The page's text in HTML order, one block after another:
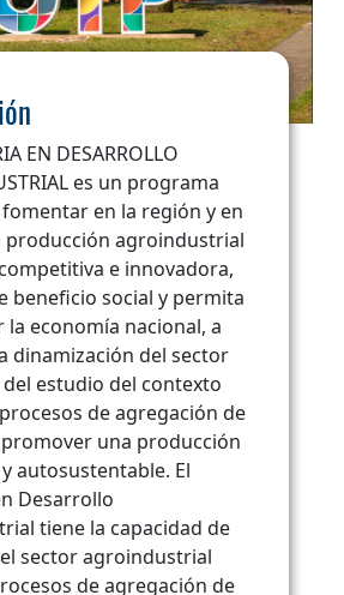
EN DESARROLLO
es un programa
en la región y en
producción agroindustrial
e innovadora,
beneficio social y permita
economía nacional, a
dinamización del sector
estudio del contexto
de agregación de
una producción
autosustentable. El
Desarrollo
tiene la capacidad de
sector agroindustrial
de agregación de